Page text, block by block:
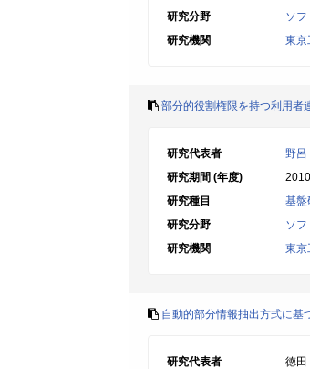
研究分野
ソフ
研究機関
東京
部分的役割権限を持つ利用者
研究代表者
野呂
研究期間 (年度)
研究種目
基盤
研究分野
ソフ
研究機関
東京
自動的部分情報抽出方式に基
研究代表者
徳田